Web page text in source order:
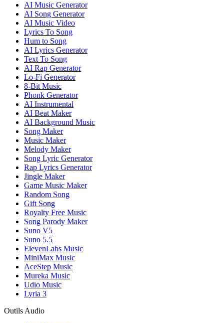
AI Music Generator
AI Song Generator
AI Music Video
Lyrics To Song
Hum to Song
AI Lyrics Generator
Text To Song
AI Rap Generator
Lo-Fi Generator
8-Bit Music
Phonk Generator
AI Instrumental
AI Beat Maker
AI Background Music
Song Maker
Music Maker
Melody Maker
Song Lyric Generator
Rap Lyrics Generator
Jingle Maker
Game Music Maker
Random Song
Gift Song
Royalty Free Music
Song Parody Maker
Suno V5
Suno 5.5
ElevenLabs Music
MiniMax Music
AceStep Music
Mureka Music
Udio Music
Lyria 3
Outils Audio